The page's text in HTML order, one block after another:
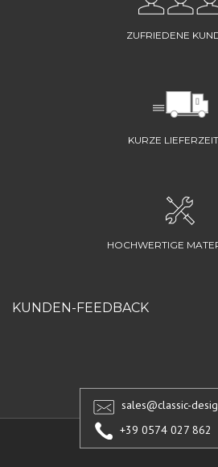
ZUFRIEDENE
KURZE
HOCHWERTIGE
KUNDEN-FEEDBACK
sales@classic-
+39 0574 027 862